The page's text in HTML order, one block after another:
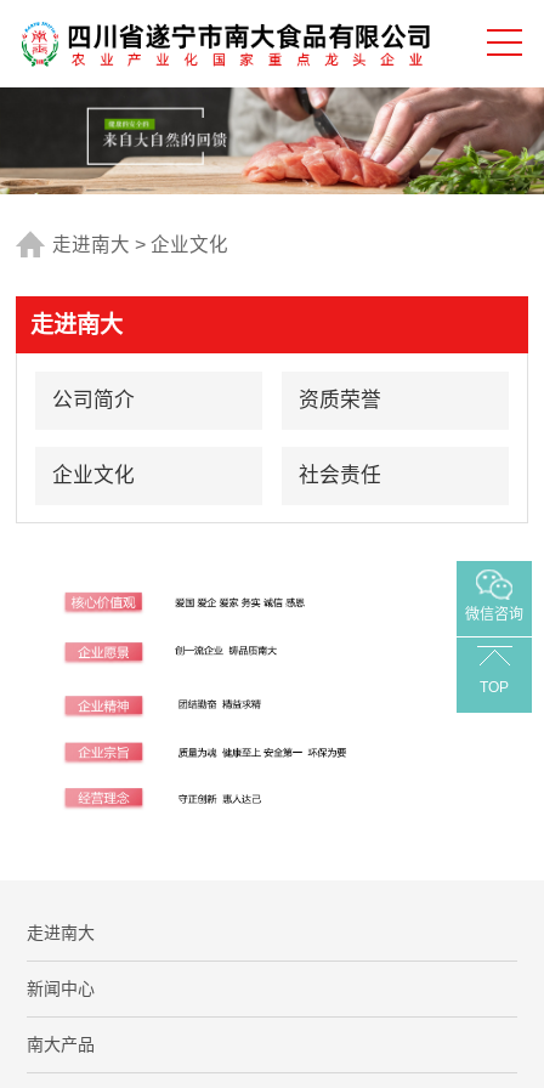
走进南大 >企业文化
走进南大
公司简介 资质荣誉
企业文化 社会责任
走进南大
新闻中心
南大产品
微信咨询
TOP